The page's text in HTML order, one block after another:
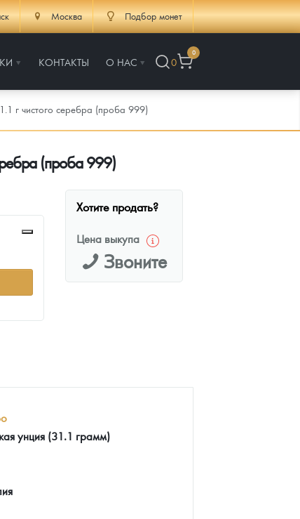
Москва Подбор монет
КОНТАКТЫ О НАС 0
0
г чистого серебра (проба 999)
(проба 999)
Хотите продать?
Цена выкупа
Звоните
унция (31.1 грамм)